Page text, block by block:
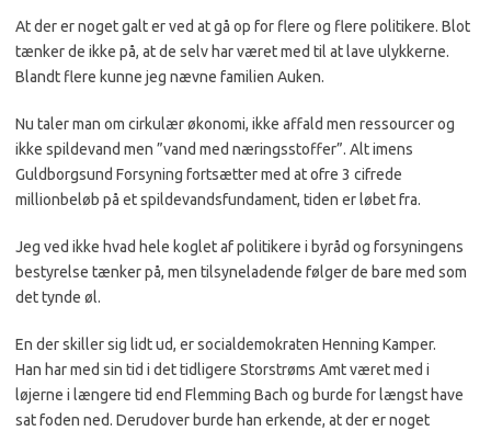
At der er noget galt er ved at gå op for flere og flere politikere. Blot
tænker de ikke på, at de selv har været med til at lave ulykkerne.
Blandt flere kunne jeg nævne familien Auken.
Nu taler man om cirkulær økonomi, ikke affald men ressourcer og
ikke spildevand men ”vand med næringsstoffer”. Alt imens
Guldborgsund Forsyning fortsætter med at ofre 3 cifrede
millionbeløb på et spildevandsfundament, tiden er løbet fra.
Jeg ved ikke hvad hele koglet af politikere i byråd og forsyningens
bestyrelse tænker på, men tilsyneladende følger de bare med som
det tynde øl.
En der skiller sig lidt ud, er socialdemokraten Henning Kamper.
Han har med sin tid i det tidligere Storstrøms Amt været med i
løjerne i længere tid end Flemming Bach og burde for længst have
sat foden ned. Derudover burde han erkende, at der er noget